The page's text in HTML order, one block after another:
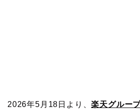
2026年5月18日より、楽天グルー